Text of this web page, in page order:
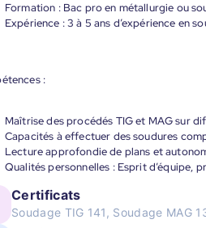
Formation : Bac pro en métallurgie ou
Expérience : 3 à 5 ans d’expérience en
:
Maîtrise des procédés TIG et MAG sur
Capacités à effectuer des soudures
Lecture approfondie de plans et
Qualités personnelles : Esprit d’équipe,
Certificats
Soudage TIG 141, Soudage MAG